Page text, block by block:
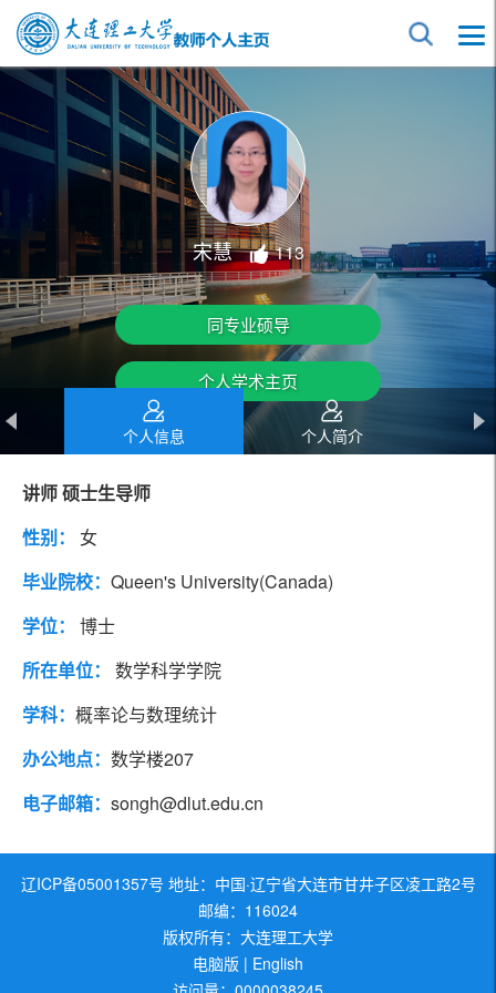
宋慧 113
同专业硕导
个人学术主页
个人信息 个人简介
代表论著
工作经历
讲师 硕士生导师
性别： 女
毕业院校： Queen's University(Canada)
学位： 博士
所在单位： 数学科学学院
学科： 概率论与数理统计
办公地点： 数学楼207
电子邮箱： songh@dlut.edu.cn
辽ICP备05001357号 地址：中国·辽宁省大连市甘井子区凌工路2号
邮编：116024
版权所有：大连理工大学
电脑版 | English